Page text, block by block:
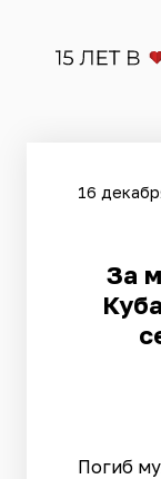
16
За
Погиб